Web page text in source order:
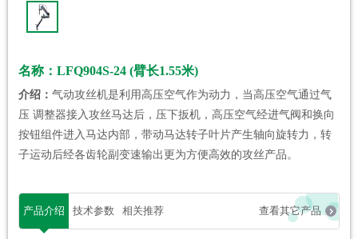
名称：LFQ904S-24 (臂长1.55米)
介绍： 气动攻丝机是利用高压空气作为动力，当高压空气通过气
压 调整器接入攻丝马达后，压下扳机，高压空气经进气阀和换向
按钮组件进入马达内部，带动马达转子叶片产生轴向旋转力，转
子运动后经各齿轮副变速输出更为方便高效的攻丝产品。
产品介绍 技术参数 相关推荐 查看其它产品